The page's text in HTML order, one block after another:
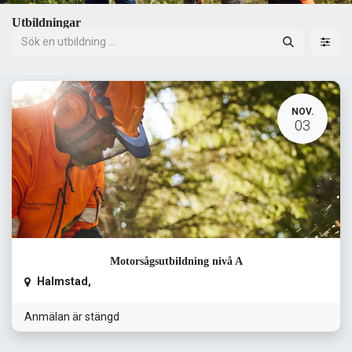
Utbildningar
NOV.
03
Motorsågsutbildning nivå A
Halmstad ,
Anmälan är stängd